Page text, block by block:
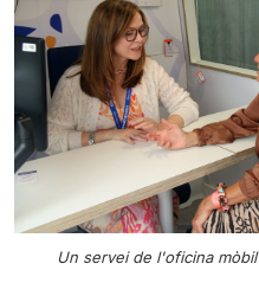
Un servei de l'oficina